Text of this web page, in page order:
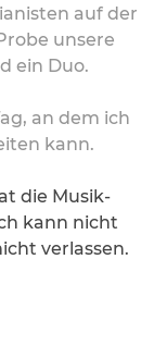
auf der
unsere
ein Duo.
an dem ich
kann.
die Musik-
kann nicht
verlassen.